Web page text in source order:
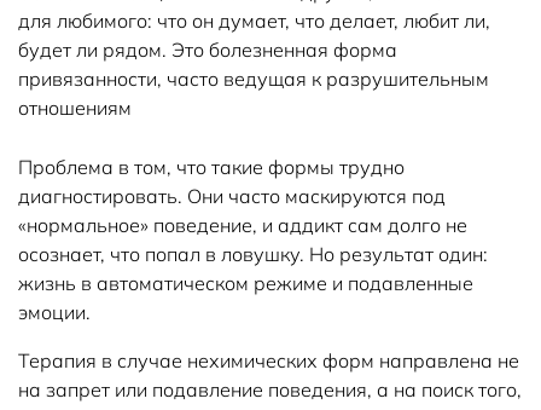
для любимого: что он думает, что делает, любит ли,
будет ли рядом. Это болезненная форма
привязанности, часто ведущая к разрушительным
отношениям
Проблема в том, что такие формы трудно
диагностировать. Они часто маскируются под
«нормальное» поведение, и аддикт сам долго не
осознает, что попал в ловушку. Но результат один:
жизнь в автоматическом режиме и подавленные
эмоции.
Терапия в случае нехимических форм направлена не
на запрет или подавление поведения, а на поиск того,